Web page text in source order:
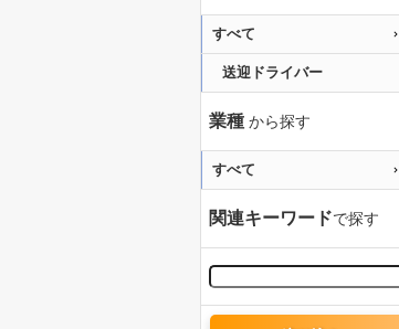
すべて
送迎ドライバー
業種 から探す
すべて
関連キーワードで探す